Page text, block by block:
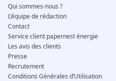
Qui sommes-nous ?
L’équipe de rédaction
Contact
Service client papernest énergie
Les avis des clients
Presse
Recrutement
Conditions Générales d’Utilisation